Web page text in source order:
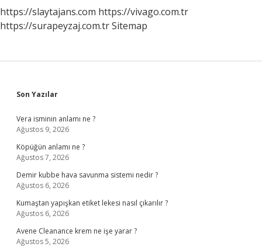
https://slaytajans.com https://vivago.com.tr
https://surapeyzaj.com.trSitemap
Sidebar
Son Yazılar
Vera isminin anlamı ne ?
Ağustos 9, 2026
Köpüğün anlamı ne ?
Ağustos 7, 2026
Demir kubbe hava savunma sistemi nedir ?
Ağustos 6, 2026
Kumaştan yapışkan etiket lekesi nasıl çıkarılır ?
Ağustos 6, 2026
Avene Cleanance krem ne işe yarar ?
Ağustos 5, 2026